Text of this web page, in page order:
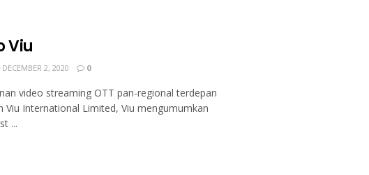
Viu
DECEMBER 2, 2020 0
video streaming OTT pan-regional terdepan
Viu International Limited, Viu mengumumkan
...